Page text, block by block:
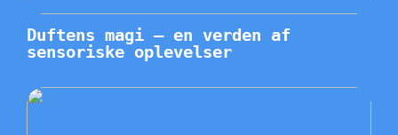
Duftens magi – en verden af
sensoriske oplevelser